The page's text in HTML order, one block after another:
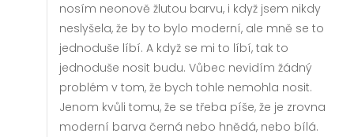
nosím neonově žlutou barvu, i když jsem nikdy
neslyšela, že by to bylo moderní, ale mně se to
jednoduše líbí. A když se mi to líbí, tak to
jednoduše nosit budu. Vůbec nevidím žádný
problém v tom, že bych tohle nemohla nosit.
Jenom kvůli tomu, že se třeba píše, že je zrovna
moderní barva černá nebo hnědá, nebo bílá.